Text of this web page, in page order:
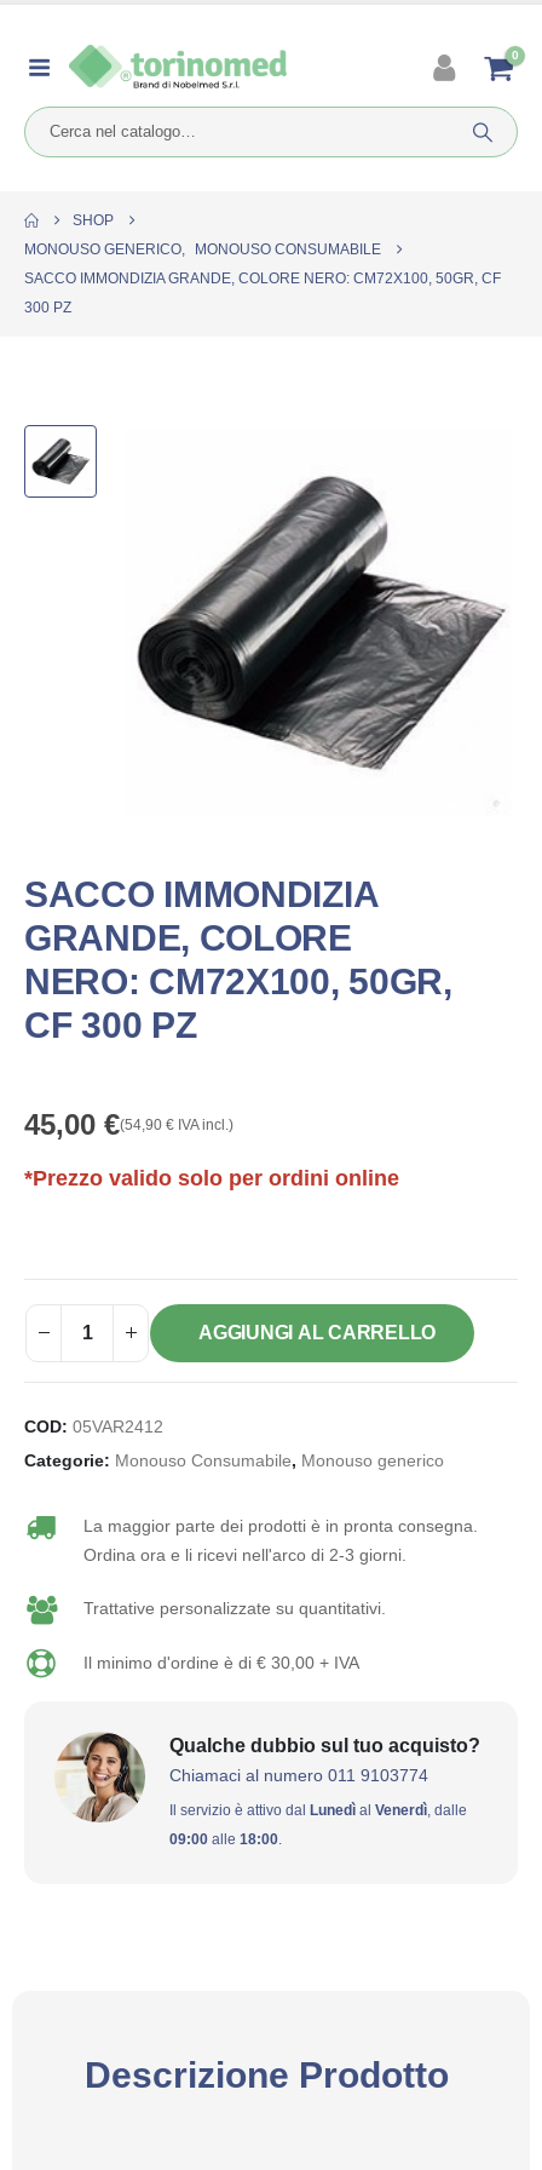
0
SHOP
MONOUSO GENERICO,
MONOUSO CONSUMABILE
SACCO IMMONDIZIA GRANDE, COLORE NERO: CM72X100, 50GR, CF
300 PZ
SACCO IMMONDIZIA
GRANDE, COLORE
NERO: CM72X100, 50GR,
CF 300 PZ
45,00 €(54,90 € IVA incl.)
*Prezzo valido solo per ordini online
AGGIUNGI AL CARRELLO
COD: 05VAR2412
Categorie: Monouso Consumabile, Monouso generico
La maggior parte dei prodotti è in pronta consegna.
Ordina ora e li ricevi nell'arco di 2-3 giorni.
Trattative personalizzate su quantitativi.
Il minimo d'ordine è di € 30,00 + IVA
Qualche dubbio sul tuo acquisto?
Chiamaci al numero 011 9103774
Il servizio è attivo dal Lunedì al Venerdì, dalle
09:00 alle 18:00.
Descrizione Prodotto